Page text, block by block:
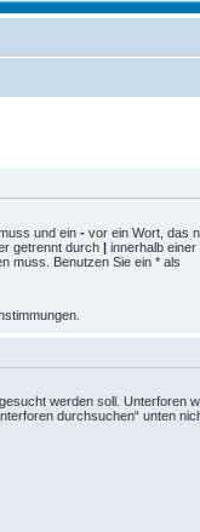
und ein - vor ein Wort, das
getrennt durch | innerhalb einer
muss. Benutzen Sie ein * als
werden soll. Unterforen
durchsuchen“ unten